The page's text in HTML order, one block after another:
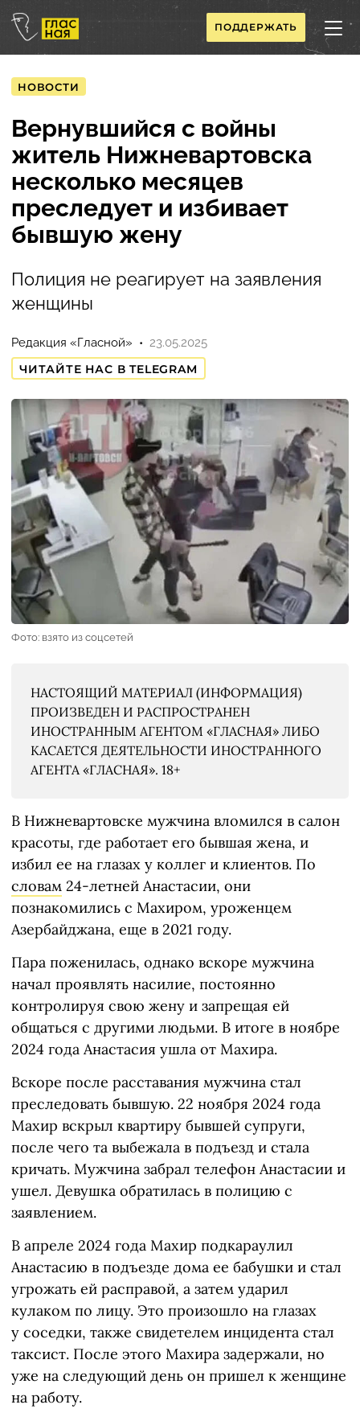
ПОДДЕРЖАТЬ
НОВОСТИ
Вернувшийся с войны
житель Нижневартовска
несколько месяцев
преследует и избивает
бывшую жену
Полиция не реагирует на заявления
женщины
Редакция «Гласной»
23.05.2025
ЧИТАЙТЕ НАС В TELEGRAM
Фото: взято из соцсетей
НАСТОЯЩИЙ МАТЕРИАЛ (ИНФОРМАЦИЯ)
ПРОИЗВЕДЕН И РАСПРОСТРАНЕН
ИНОСТРАННЫМ АГЕНТОМ «ГЛАСНАЯ» ЛИБО
КАСАЕТСЯ ДЕЯТЕЛЬНОСТИ ИНОСТРАННОГО
АГЕНТА «ГЛАСНАЯ». 18+
В Нижневартовске мужчина вломился в салон
красоты, где работает его бывшая жена, и
избил ее на глазах у коллег и клиентов. По
словам 24-летней Анастасии, они
познакомились с Махиром, уроженцем
Азербайджана, еще в 2021 году.
Пара поженилась, однако вскоре мужчина
начал проявлять насилие, постоянно
контролируя свою жену и запрещая ей
общаться с другими людьми. В итоге в ноябре
2024 года Анастасия ушла от Махира.
Вскоре после расставания мужчина стал
преследовать бывшую. 22 ноября 2024 года
Махир вскрыл квартиру бывшей супруги,
после чего та выбежала в подъезд и стала
кричать. Мужчина забрал телефон Анастасии и
ушел. Девушка обратилась в полицию с
заявлением.
В апреле 2024 года Махир подкараулил
Анастасию в подъезде дома ее бабушки и стал
угрожать ей расправой, а затем ударил
кулаком по лицу. Это произошло на глазах
у соседки, также свидетелем инцидента стал
таксист. После этого Махира задержали, но
уже на следующий день он пришел к женщине
на работу.